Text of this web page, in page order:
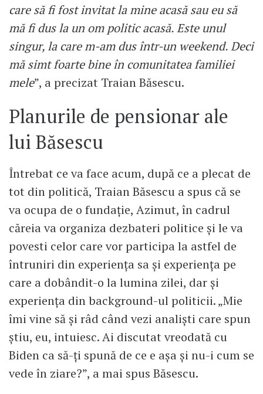
care să fi fost invitat la mine acasă sau eu să
mă fi dus la un om politic acasă. Este unul
singur, la care m-am dus într-un weekend. Deci
mă simt foarte bine în comunitatea familiei
mele”, a precizat Traian Băsescu.
Planurile de pensionar ale
lui Băsescu
Întrebat ce va face acum, după ce a plecat de
tot din politică, Traian Băsescu a spus că se
va ocupa de o fundație, Azimut, în cadrul
căreia va organiza dezbateri politice și le va
povesti celor care vor participa la astfel de
întruniri din experiența sa și experiența pe
care a dobândit-o la lumina zilei, dar și
experiența din background-ul politicii. „Mie
îmi vine să și râd când vezi analiști care spun
știu, eu, intuiesc. Ai discutat vreodată cu
Biden ca să-ți spună de ce e așa și nu-i cum se
vede în ziare?”, a mai spus Băsescu.